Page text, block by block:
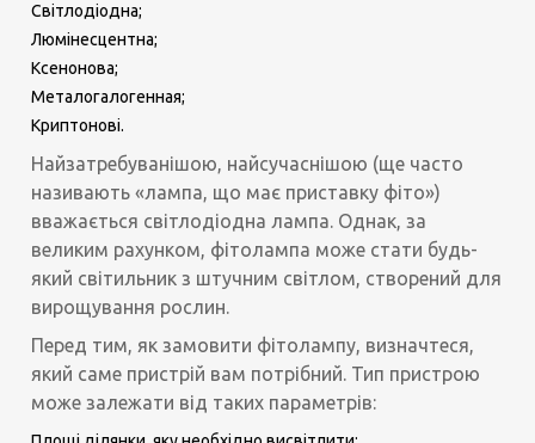
Світлодіодна;
Люмінесцентна;
Ксенонова;
Металогалогенная;
Криптонові.
Найзатребуванішою, найсучаснішою (ще часто
називають «лампа, що має приставку фіто»)
вважається світлодіодна лампа. Однак, за
великим рахунком, фітолампа може стати будь-
який світильник з штучним світлом, створений для
вирощування рослин.
Перед тим, як замовити фітолампу, визначтеся,
який саме пристрій вам потрібний. Тип пристрою
може залежати від таких параметрів: